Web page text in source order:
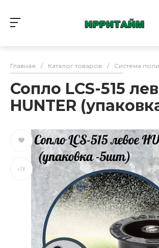
Главная / Каталог товаров / Система
Сопло LCS-515
HUNTER